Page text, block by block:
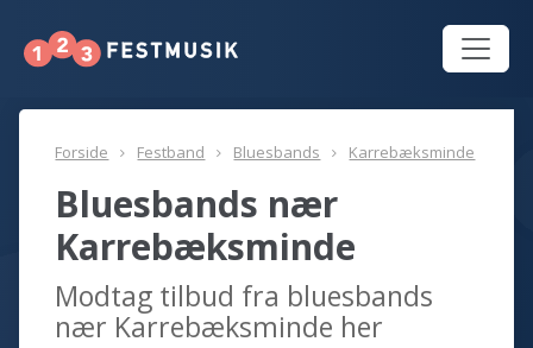
Forside Festband Bluesbands Karrebæksminde
Bluesbands nær
Karrebæksminde
Modtag tilbud fra bluesbands
nær Karrebæksminde her